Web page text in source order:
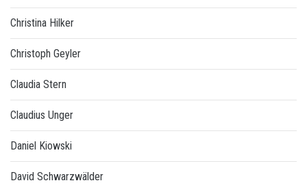
Christina Hilker
Christoph Geyler
Claudia Stern
Claudius Unger
Daniel Kiowski
David Schwarzwälder